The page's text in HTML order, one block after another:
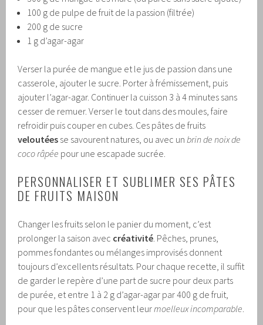
100 g de pulpe de fruit de la passion (filtrée)
200 g de sucre
1 g d’agar-agar
Verser la purée de mangue et le jus de passion dans une
casserole, ajouter le sucre. Porter à frémissement, puis
ajouter l’agar-agar. Continuer la cuisson 3 à 4 minutes sans
cesser de remuer. Verser le tout dans des moules, faire
refroidir puis couper en cubes. Ces pâtes de fruits
veloutées se savourent natures, ou avec un brin de noix de
coco râpée pour une escapade sucrée.
PERSONNALISER ET SUBLIMER SES PÂTES
DE FRUITS MAISON
Changer les fruits selon le panier du moment, c’est
prolonger la saison avec créativité . Pêches, prunes,
pommes fondantes ou mélanges improvisés donnent
toujours d’excellents résultats. Pour chaque recette, il suffit
de garder le repère d’une part de sucre pour deux parts
de purée, et entre 1 à 2 g d’agar-agar par 400 g de fruit,
pour que les pâtes conservent leur moelleux incomparable